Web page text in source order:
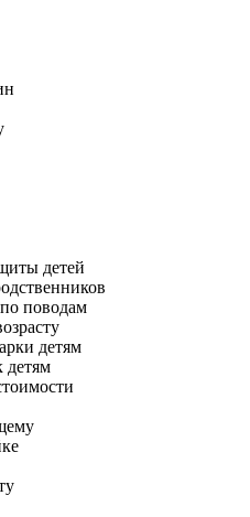
детей
поводам
детям
детям